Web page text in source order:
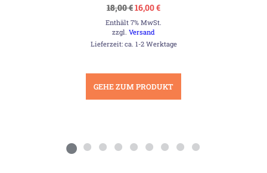
18,00€Ursprünglicher
Preis
war:
18,00 €
16,00€Aktueller
ist:
Enthält 7% MwSt.
zzgl.Versand
Lieferzeit: ca. 1-2 Werktage
GEHE ZUM PRODUKT